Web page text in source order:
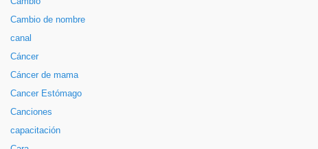
Cambio de nombre
canal
Cáncer
Cáncer de mama
Cancer Estómago
Canciones
capacitación